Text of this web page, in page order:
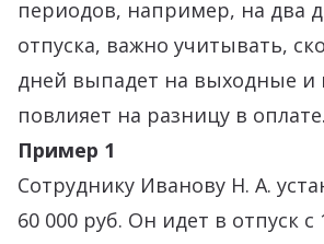
периодов, например, на два
отпуска, важно учитывать,
дней выпадет на выходные и
повлияет на разницу в оплате.
Пример 1
Сотруднику Иванову Н. А.
60 000 руб. Он идет в отпуск